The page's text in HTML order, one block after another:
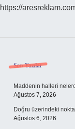
Hakkımızda
https://
Sidebar
Son Yazılar
Maddenin halleri
Ağustos 7, 2026
Doğru üzerindeki
Ağustos 6, 2026